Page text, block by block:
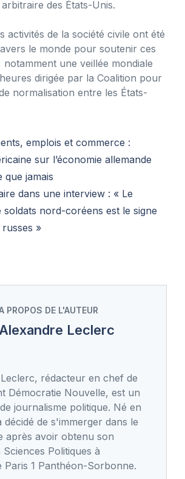
arbitraire des États-Unis.
activités de la société civile ont été
le monde pour soutenir ces
notamment une veillée mondiale
dirigée par la Coalition pour
normalisation entre les États-
emplois et commerce :
sur l’économie allemande
que jamais
dans une interview : « Le
soldats nord-coréens est le signe
»
PROPOS DE L'AUTEUR
Alexandre Leclerc
rédacteur en chef de
Démocratie Nouvelle, est un
journalisme politique. Né en
décidé de s'immerger dans le
après avoir obtenu son
Politiques à
Paris 1 Panthéon-Sorbonne.